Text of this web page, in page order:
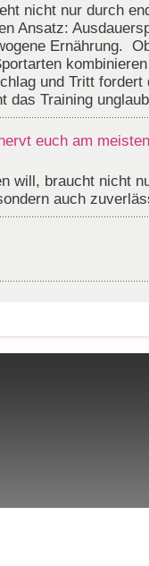
nicht nur durch
Ansatz:
Ernährung.
und Tritt fordert
das Training
euch am
will, braucht nicht
auch